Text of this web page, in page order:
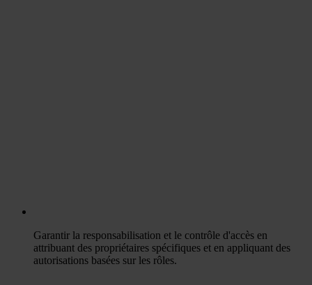
Garantir la responsabilisation et le contrôle d'accès en
attribuant des propriétaires spécifiques et en appliquant des
autorisations basées sur les rôles.